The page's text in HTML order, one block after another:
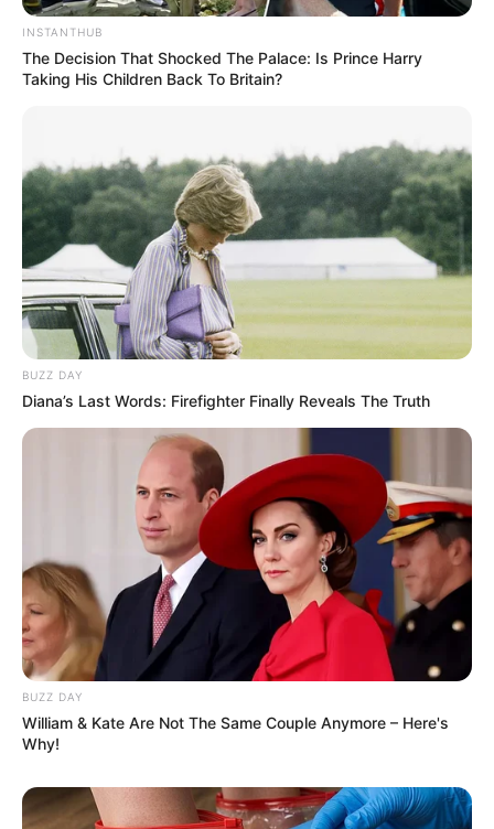
Shenina Cinnamon
Beby Tsabina Salshabilla Adriani
TULIS KOMENTAR
Alamat email Anda tidak akan dipublikasikan.
INSTANTHUB
The Decision That Shocked The Palace: Is Prince Harry
Taking His Children Back To Britain?
BUZZ DAY
Diana’s Last Words: Firefighter Finally Reveals The Truth
BUZZ DAY
William & Kate Are Not The Same Couple Anymore – Here's
Why!